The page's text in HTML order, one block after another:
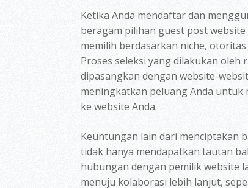
Ketika Anda mendaftar dan
beragam pilihan guest post
memilih berdasarkan niche,
Proses seleksi yang dilakukan oleh
dipasangkan dengan website-
meningkatkan peluang Anda
ke website Anda.
Keuntungan lain dari menciptakan
tidak hanya mendapatkan tautan
hubungan dengan pemilik website
menuju kolaborasi lebih lanjut,